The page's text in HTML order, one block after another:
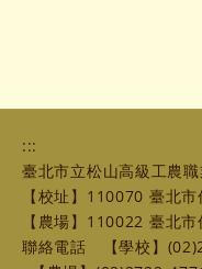
:::
臺北市立松山高級工農
【校址】110070 臺北
【農場】110022 臺北
聯絡電話
【學校】